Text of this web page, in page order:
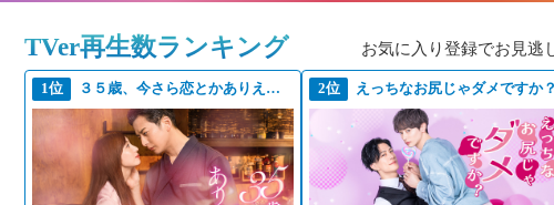
TVer再生数ランキング お気に入り登録でお見逃
1位 ３５歳、今さら恋とかありえない 2位 えっちなお尻じゃダメですか？